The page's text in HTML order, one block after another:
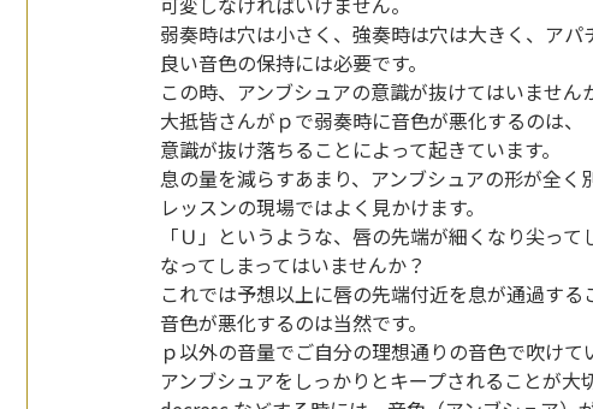
弱奏時は穴は小さく、強奏時は穴は大きく、ア
良い音色の保持には必要です。
この時、アンブシュアの意識が抜けてはいません
大抵皆さんがｐで弱奏時に音色が悪化するのは
意識が抜け落ちることによって起きています。
息の量を減らすあまり、アンブシュアの形が全く
レッスンの現場ではよく見かけます。
「Ｕ」というような、唇の先端が細くなり尖っ
なってしまってはいませんか？
これでは予想以上に唇の先端付近を息が通過する
音色が悪化するのは当然です。
ｐ以外の音量でご自分の理想通りの音色で吹けて
アンブシュアをしっかりとキープされることが大